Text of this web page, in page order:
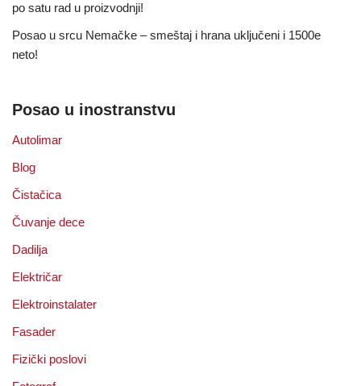
po satu rad u proizvodnji!
Posao u srcu Nemačke – smeštaj i hrana uključeni i 1500e
neto!
Posao u inostranstvu
Autolimar
Blog
Čistačica
Čuvanje dece
Dadilja
Električar
Elektroinstalater
Fasader
Fizički poslovi